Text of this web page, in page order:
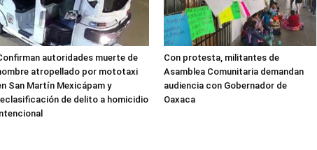
autoridades muerte de
atropellado por mototaxi
San Martín Mexicápam y
de delito a homicidio
Con protesta, militantes de
Asamblea Comunitaria demandan
audiencia con Gobernador de
Oaxaca